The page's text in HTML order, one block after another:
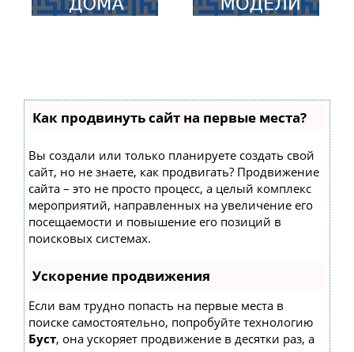
Как продвинуть сайт на первые места?
Вы создали или только планируете создать свой
сайт, но не знаете, как продвигать? Продвижение
сайта – это не просто процесс, а целый комплекс
мероприятий, направленных на увеличение его
посещаемости и повышение его позиций в
поисковых системах.
Ускорение продвижения
Если вам трудно попасть на первые места в
поиске самостоятельно, попробуйте технологию
Буст, она ускоряет продвижение в десятки раз, а